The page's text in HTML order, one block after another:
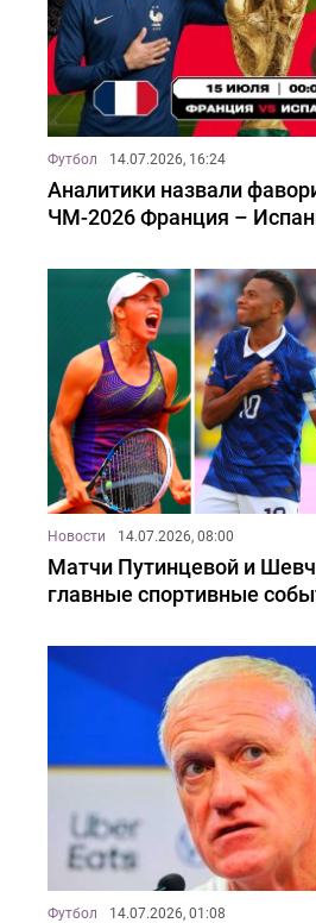
Футбол 14.07.2026, 16:24
Аналитики назвали
ЧМ-2026 Франция –
Новости 14.07.2026, 08:00
Матчи Путинцевой и
главные спортивные
Футбол 14.07.2026, 01:08